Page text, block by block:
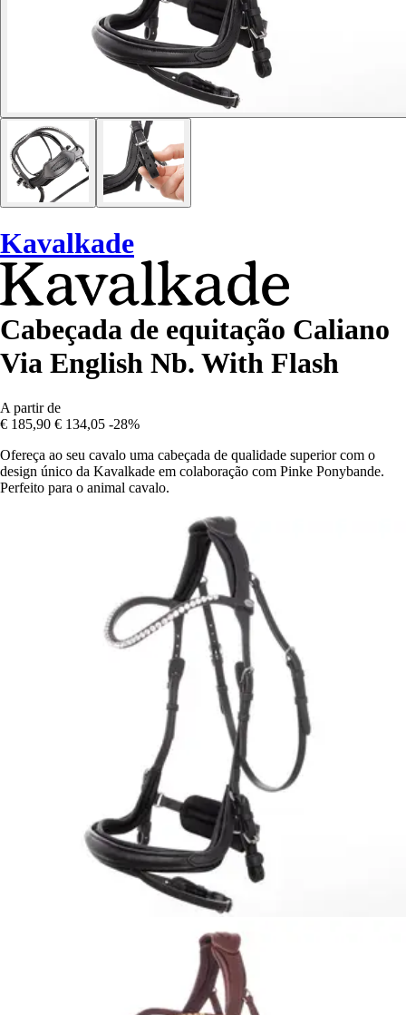
Kavalkade
Cabeçada de equitação Caliano
Via English Nb. With Flash
A partir de
€ 185,90 € 134,05 -28%
Ofereça ao seu cavalo uma cabeçada de qualidade superior com o
design único da Kavalkade em colaboração com Pinke Ponybande.
Perfeito para o animal cavalo.